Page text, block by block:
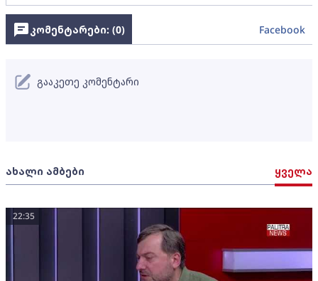
ახალი ამბები ყველა
22:35
კომენტარები: (0) Facebook
გააკეთე კომენტარი